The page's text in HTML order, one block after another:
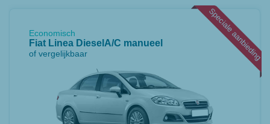
Speciale aanbieding
Economisch
Fiat Linea DieselA/C manueel
of vergelijkbaar